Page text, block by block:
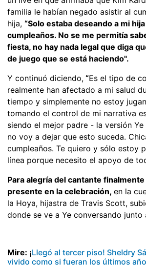
familia le habían negado asistir al
hija, “Solo estaba deseando a mi
cumpleaños. No se me permitía
fiesta, no hay nada legal que diga
de juego que se está haciendo".
Y continuó diciendo, “Es el tipo de
realmente han afectado a mi salud
tiempo y simplemente no estoy
tomando el control de mi narrativa
siendo el mejor padre - la versión
no voy a dejar que esto suceda.
cumpleaños. Te quiero y sólo estoy
línea porque necesito el apoyo de
Para alegría del cantante
presente en la celebración, en la
la Hoya, hijastra de Travis Scott,
donde se ve a Ye conversando junto
Mire: ¡Llegó al tercer piso! Sheldry
vivido como si fueran los últimos